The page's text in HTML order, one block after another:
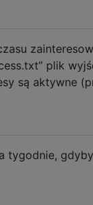
plik
są aktywne
tygodnie,